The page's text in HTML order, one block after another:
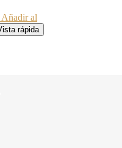
Añadir al
rápida